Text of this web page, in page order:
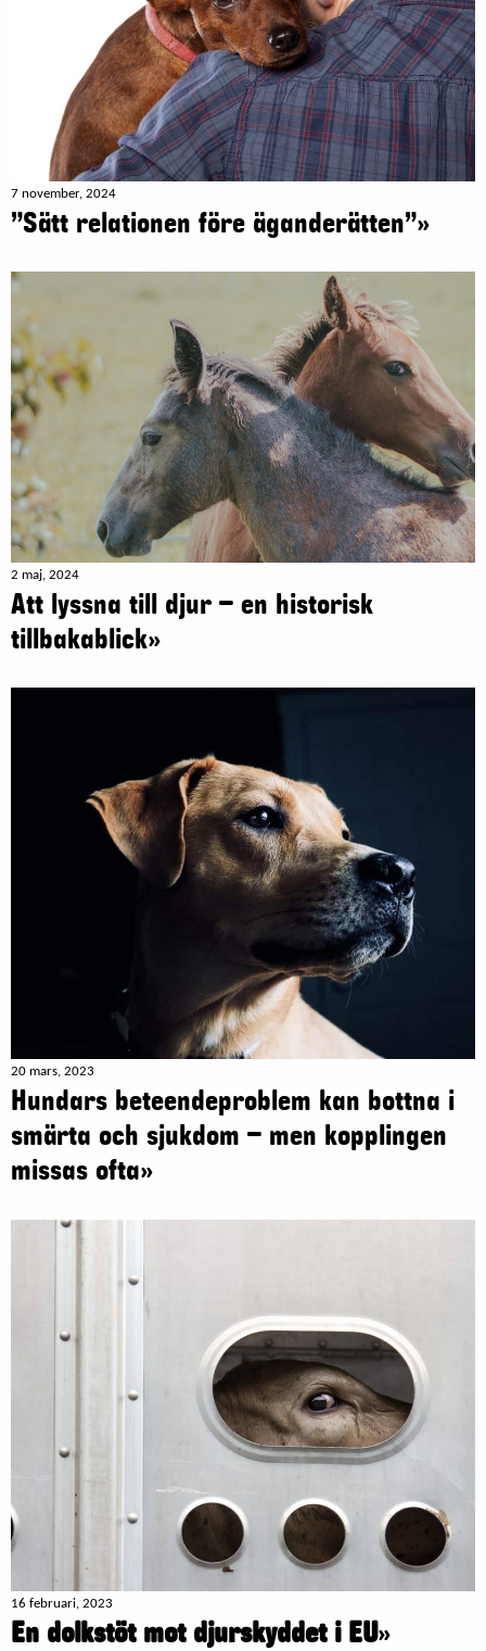
7 november, 2024
”Sätt relationen före äganderätten”»
2 maj, 2024
Att lyssna till djur – en historisk
tillbakablick»
20 mars, 2023
Hundars beteendeproblem kan bottna i
smärta och sjukdom – men kopplingen
missas ofta»
16 februari, 2023
En dolkstöt mot djurskyddet i EU»